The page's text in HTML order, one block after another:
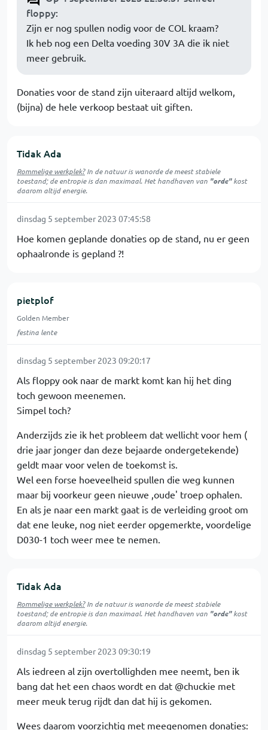
floppy:
Zijn er nog spullen nodig voor de COL kraam?
Ik heb nog een Delta voeding 30V 3A die ik niet
meer gebruik.
Donaties voor de stand zijn uiteraard altijd welkom,
(bijna) de hele verkoop bestaat uit giften.
Tidak Ada
Rommelige werkplek?In de natuur iswanordede meest stabiele
toestand; de entropie is dan maximaal. Het handhaven van "orde"kost
daarom altijd energie.
dinsdag 5 september 2023 07:45:58
Hoe komen geplande donaties op de stand, nu er geen
ophaalronde is gepland ?!
pietplof
Golden Member
festina lente
dinsdag 5 september 2023 09:20:17
Als floppy ook naar de markt komt kan hij het ding
toch gewoon meenemen.
Simpel toch?
Anderzijds zie ik het probleem dat wellicht voor hem (
drie jaar jonger dan deze bejaarde ondergetekende)
geldt maar voor velen de toekomst is.
Wel een forse hoeveelheid spullen die weg kunnen
maar bij voorkeur geen nieuwe ,oude' troep ophalen.
En als je naar een markt gaat is de verleiding groot om
dat ene leuke, nog niet eerder opgemerkte, voordelige
D030-1 toch weer mee te nemen.
Tidak Ada
Rommelige werkplek?In de natuur iswanordede meest stabiele
toestand; de entropie is dan maximaal. Het handhaven van "orde"kost
daarom altijd energie.
dinsdag 5 september 2023 09:30:19
Als iedreen al zijn overtollighden mee neemt, ben ik
bang dat het een chaos wordt en dat @chuckie met
meer meuk terug rijdt dan dat hij is gekomen.
Wees daarom voorzichtig met meegenomen donaties: